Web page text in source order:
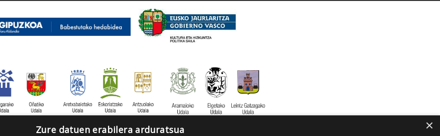
×
Zure datuen erabilera arduratsua